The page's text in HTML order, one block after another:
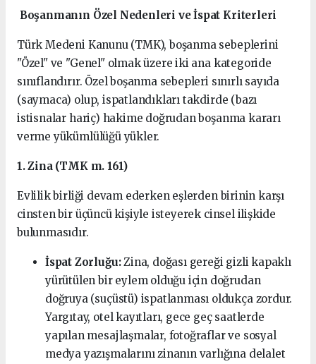
Boşanmanın Özel Nedenleri ve İspat Kriterleri
Türk Medeni Kanunu (TMK), boşanma sebeplerini
"Özel" ve "Genel" olmak üzere iki ana kategoride
sınıflandırır. Özel boşanma sebepleri sınırlı sayıda
(saymaca) olup, ispatlandıkları takdirde (bazı
istisnalar hariç) hakime doğrudan boşanma kararı
verme yükümlülüğü yükler.
1. Zina (TMK m. 161)
Evlilik birliği devam ederken eşlerden birinin karşı
cinsten bir üçüncü kişiyle isteyerek cinsel ilişkide
bulunmasıdır.
İspat Zorluğu:Zina, doğası gereği gizli kapaklı
yürütülen bir eylem olduğu için doğrudan
doğruya (suçüstü) ispatlanması oldukça zordur.
Yargıtay, otel kayıtları, gece geç saatlerde
yapılan mesajlaşmalar, fotoğraflar ve sosyal
medya yazışmalarını zinanın varlığına delalet